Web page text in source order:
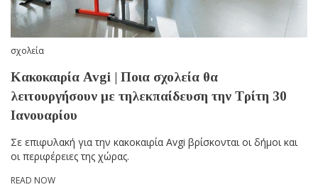
σχολεία
Κακοκαιρία Avgi | Ποια σχολεία θα
λειτουργήσουν με τηλεκπαίδευση την Τρίτη 30
Ιανουαρίου
Σε επιφυλακή για την κακοκαιρία Avgi βρίσκονται οι δήμοι και
οι περιφέρειες της χώρας.
READ NOW